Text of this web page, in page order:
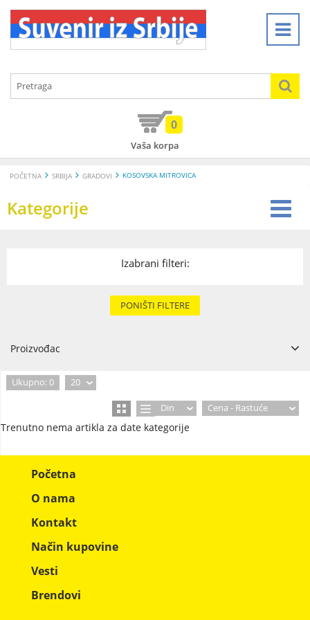
Vaša korpa
0
POČETNA SRBIJA GRADOVI KOSOVSKA MITROVICA
Kategorije
Izabrani filteri:
PONIŠTI FILTERE
Proizvođac
Ukupno: 0 20
Din Cena - Rastuće
Trenutno nema artikla za date kategorije
Početna
O nama
Kontakt
Način kupovine
Vesti
Brendovi